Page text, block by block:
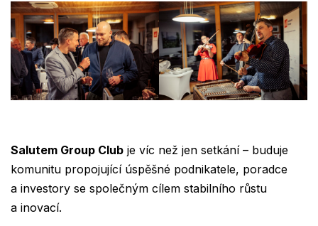
Salutem Group Club je víc než jen setkání – buduje
komunitu propojující úspěšné podnikatele, poradce
a investory se společným cílem stabilního růstu
a inovací.